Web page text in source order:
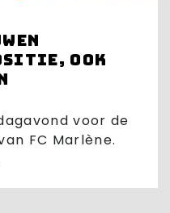
ook
voor de
FC Marlène.